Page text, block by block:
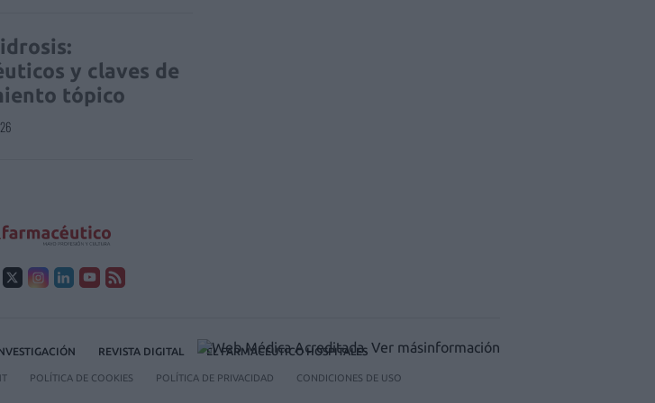
y claves de
tópico
REVISTA DIGITAL EL FARMACÉUTICO HOSPITALES
POLÍTICA DE COOKIES POLÍTICA DE PRIVACIDAD CONDICIONES DE USO